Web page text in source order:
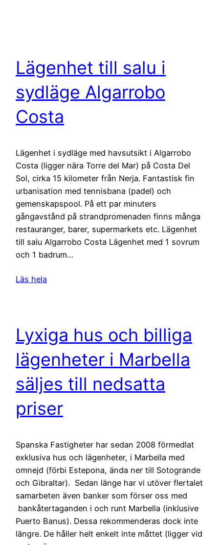
Lägenhet till salu i
sydläge Algarrobo
Costa
Lägenhet i sydläge med havsutsikt i Algarrobo
Costa (ligger nära Torre del Mar) på Costa Del
Sol, cirka 15 kilometer från Nerja. Fantastisk fin
urbanisation med tennisbana (padel) och
gemenskapspool. På ett par minuters
gångavstånd på strandpromenaden finns många
restauranger, barer, supermarkets etc. Lägenhet
till salu Algarrobo Costa Lägenhet med 1 sovrum
och 1 badrum…
Läs hela
Lyxiga hus och billiga
lägenheter i Marbella
säljes till nedsatta
priser
Spanska Fastigheter har sedan 2008 förmedlat
exklusiva hus och lägenheter, i Marbella med
omnejd (förbi Estepona, ända ner till Sotogrande
och Gibraltar). Sedan länge har vi utöver flertalet
samarbeten även banker som förser oss med
bankåtertaganden i och runt Marbella (inklusive
Puerto Banus). Dessa rekommenderas dock inte
längre. De håller helt enkelt inte måttet (ligger vid